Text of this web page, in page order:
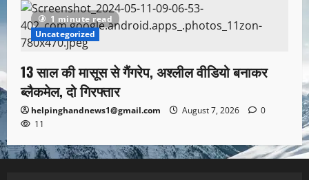
1 minute read
Uncategorized
13 साल की मासूस से गैंगरेप, अश्लील वीडियो बनाकर
ब्लैकमेल, दो गिरफ्तार
helpinghandnews1@gmail.com August 7, 2026
0
11